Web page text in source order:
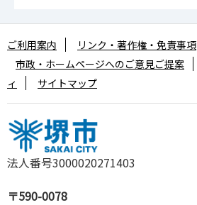
法人番号3000020271403
〒590-0078
ご利用案内 リンク・著作権・免責事項
市政・ホームページへのご意見ご提案
ィ
サイトマップ